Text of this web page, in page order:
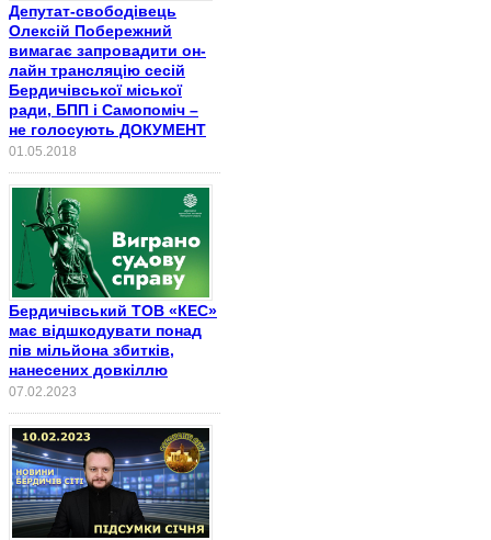
Депутат-свободівець
Олексій Побережний
вимагає запровадити он-
лайн трансляцію сесій
Бердичівської міської
ради, БПП і Самопоміч –
не голосують ДОКУМЕНТ
01.05.2018
Бердичівський ТОВ «КЕС»
має відшкодувати понад
пів мільйона збитків,
нанесених довкіллю
07.02.2023